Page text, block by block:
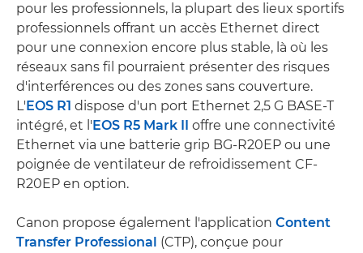
pour les professionnels, la plupart des lieux sportifs
professionnels offrant un accès Ethernet direct
pour une connexion encore plus stable, là où les
réseaux sans fil pourraient présenter des risques
d'interférences ou des zones sans couverture.
L' EOS R1 dispose d'un port Ethernet 2,5 G BASE-T
intégré, et l' EOS R5 Mark II
offre une connectivité
Ethernet via une batterie grip BG-R20EP ou une
poignée de ventilateur de refroidissement CF-
R20EP en option.
Canon propose également l'application Content
Transfer Professional (CTP), conçue pour